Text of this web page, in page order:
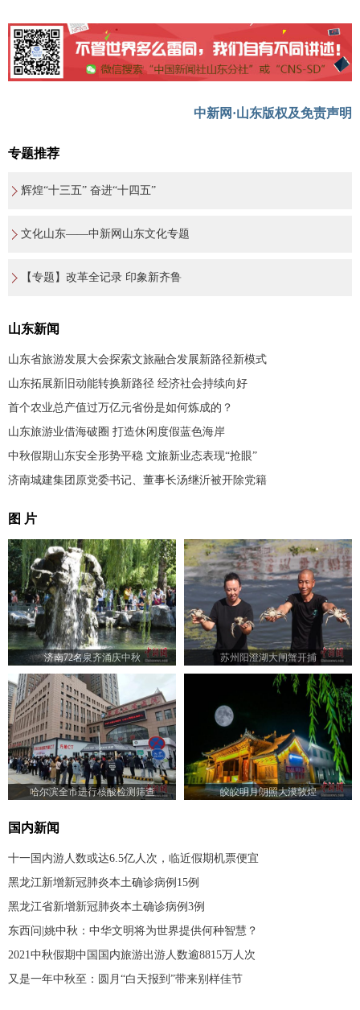
中新网·山东版权及免责声明
专题推荐
辉煌“十三五” 奋进“十四五”
文化山东——中新网山东文化专题
【专题】改革全记录 印象新齐鲁
山东新闻
山东省旅游发展大会探索文旅融合发展新路径新模式
山东拓展新旧动能转换新路径 经济社会持续向好
首个农业总产值过万亿元省份是如何炼成的？
山东旅游业借海破圈 打造休闲度假蓝色海岸
中秋假期山东安全形势平稳 文旅新业态表现“抢眼”
济南城建集团原党委书记、董事长汤继沂被开除党籍
图 片
济南72名泉齐涌庆中秋 苏州阳澄湖大闸蟹开捕
哈尔滨全市进行核酸检测筛查 皎皎明月朗照大漠敦煌
国内新闻
十一国内游人数或达6.5亿人次，临近假期机票便宜
黑龙江新增新冠肺炎本土确诊病例15例
黑龙江省新增新冠肺炎本土确诊病例3例
东西问|姚中秋：中华文明将为世界提供何种智慧？
2021中秋假期中国国内旅游出游人数逾8815万人次
又是一年中秋至：圆月“白天报到”带来别样佳节